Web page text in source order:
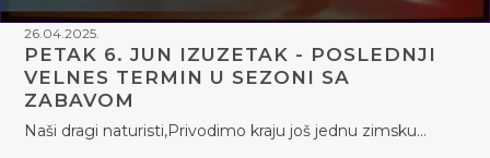
26.04.2025.
PETAK 6. JUN IZUZETAK - POSLEDNJI
VELNES TERMIN U SEZONI SA
ZABAVOM
Naši dragi naturisti,Privodimo kraju još jednu zimsku…